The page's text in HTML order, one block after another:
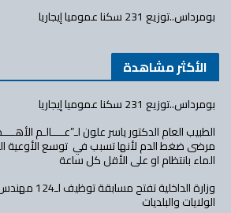
بومرداس..توزيع 231 سكنا عموميا إيجاريا
الأكثر مشاهدة
بومرداس..توزيع 231 سكنا عموميا إيجاريا
الطبيب العام الدكتور ياسر علون لـ”عــــالـم
مرضى ضغط الدم لأنها تسبب في توسع الأوعية
الماء بانتظام او على الأقل كل ساعة
وزارة
الولايات والبلديات